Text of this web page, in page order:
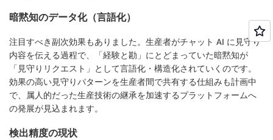
暗黙知のデータ化（言語化）
注目すべき副次効果もありました。生産者がチャット AI に見守り
内容を伝える過程で、「経験と勘」にとどまっていた暗黙知が
「見守りリクエスト」として言語化・構造化されていくのです。
効果の高い見守りパターンを生産者間で共有する仕組みも計画中
で、属人的だった生産技術の継承を加速するプラットフォームへ
の発展が見込まれます。
検出精度の現状